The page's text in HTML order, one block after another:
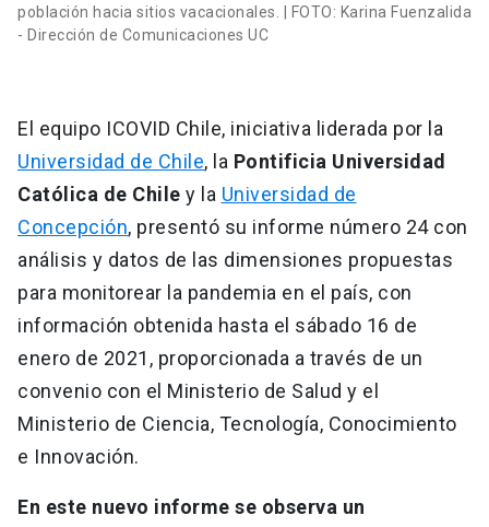
población hacia sitios vacacionales. | FOTO: Karina Fuenzalida
- Dirección de Comunicaciones UC
El equipo ICOVID Chile, iniciativa liderada por la
Universidad de Chile, la Pontificia Universidad
Católica de Chile y la Universidad de
Concepción, presentó su informe número 24 con
análisis y datos de las dimensiones propuestas
para monitorear la pandemia en el país, con
información obtenida hasta el sábado 16 de
enero de 2021, proporcionada a través de un
convenio con el Ministerio de Salud y el
Ministerio de Ciencia, Tecnología, Conocimiento
e Innovación.
En este nuevo informe se observa un